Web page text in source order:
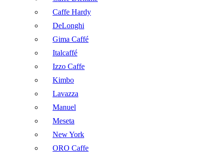
Caffe Hardy
DeLonghi
Gima Caffé
Italcaffé
Izzo Caffe
Kimbo
Lavazza
Manuel
Meseta
New York
ORO Caffe